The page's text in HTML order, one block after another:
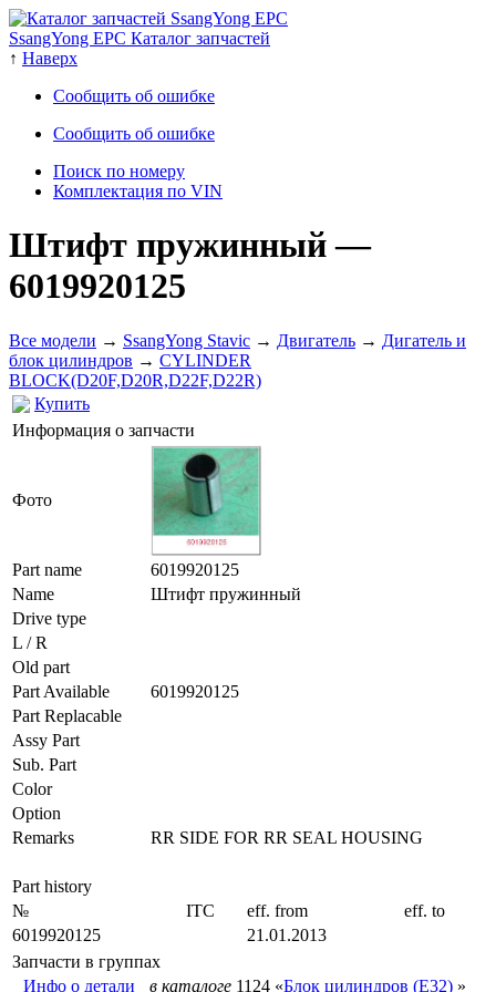
SsangYong EPC Каталог запчастей
↑ Наверх
Сообщить об ошибке
Сообщить об ошибке
Поиск по номеру
Комплектация по VIN
Штифт пружинный—
6019920125
Все модели → SsangYong Stavic → Двигатель → Дигатель и
блок цилиндров → CYLINDER
BLOCK(D20F,D20R,D22F,D22R)
Купить
Информация о запчасти
Фото
Part name
6019920125
Name
Штифт пружинный
Drive type
L / R
Old part
Part Available
6019920125
Part Replacable
Assy Part
Sub. Part
Color
Option
Remarks
RR SIDE FOR RR SEAL HOUSING
Part history
№
ITC eff. from
eff. to
6019920125
21.01.2013
Запчасти в группах
Инфо о детали
в каталоге 1124 «Блок цилиндров (E32) »